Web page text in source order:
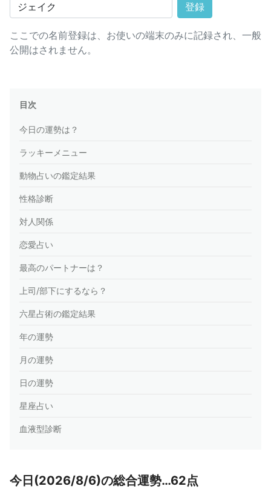
登録
ここでの名前登録は、お使いの端末のみに記録され、一般
公開はされません。
目次
今日の運勢は？
ラッキーメニュー
動物占いの鑑定結果
性格診断
対人関係
恋愛占い
最高のパートナーは？
上司/部下にするなら？
六星占術の鑑定結果
年の運勢
月の運勢
日の運勢
星座占い
血液型診断
今日(2026/8/6)の総合運勢…62点